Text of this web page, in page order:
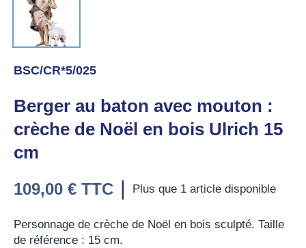
BSC/CR*5/025
Berger au baton avec mouton :
crèche de Noël en bois Ulrich 15
cm
109,00 € TTC | Plus que 1 article disponible
Personnage de crèche de Noël en bois sculpté. Taille
de référence : 15 cm.